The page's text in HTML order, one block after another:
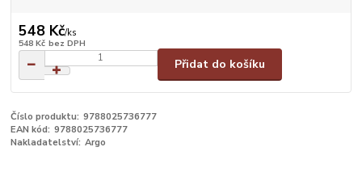
548 Kč/ks
548 Kč bez DPH
Přidat do košíku
Číslo produktu: 9788025736777
EAN kód: 9788025736777
Nakladatelství: Argo